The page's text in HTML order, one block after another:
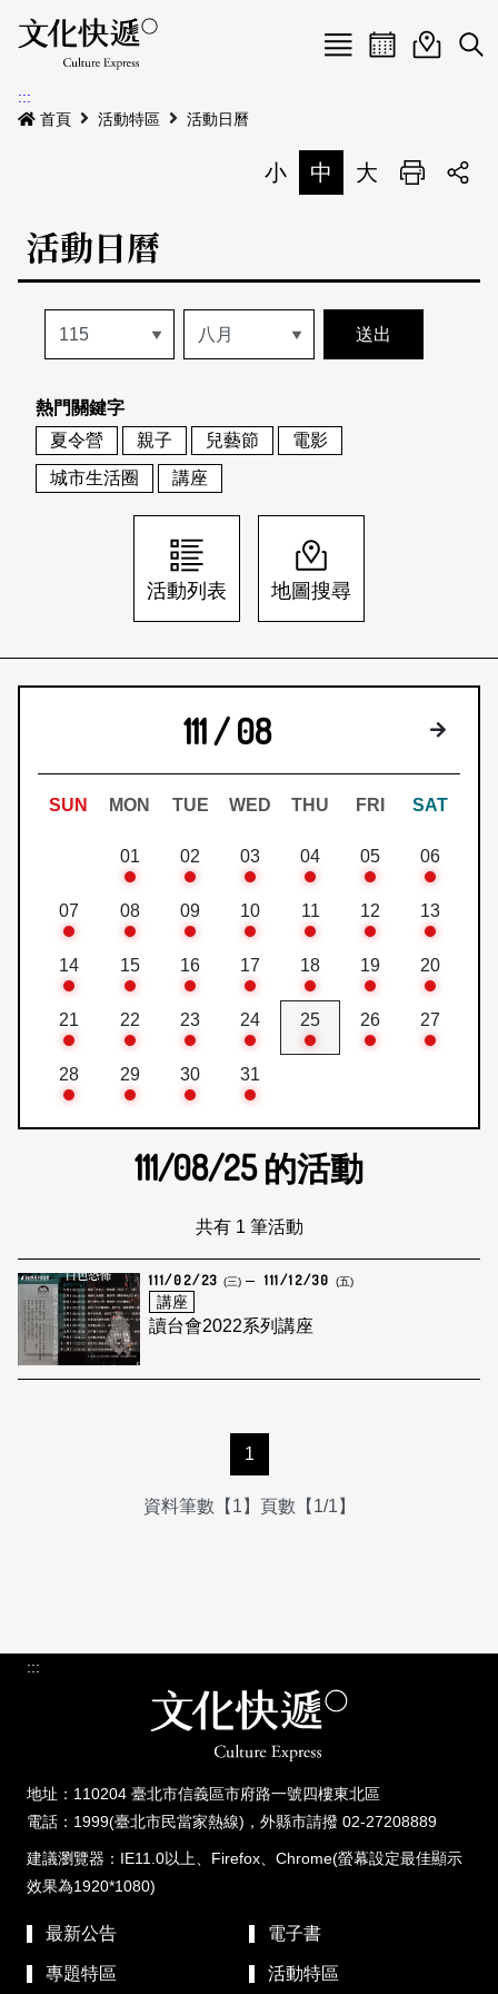
Menu
最新公告
本期專題
歷史專題
活動特區
活動列表
地圖搜尋
關於我們
關於我們
刊物索取地點
會員基本資料
刊登活動
網站導覽 English
日本語 登入/註冊
活動日曆活動地圖
展
:::
首頁
活動特區 活動日曆
小 中 大 列印
活動日曆
熱門關鍵字
夏令營
親子 兒藝節
電影
城市生活圈
講座
活動列表 地圖搜尋
111 / 08 下個月
SUN MON TUE WED THU FRI SAT
01 02 03 04 05 06
07 08 09 10 11 12 13
14 15 16 17 18 19 20
21 22 23 24 25 26 27
28 29 30 31
111/08/25的活動
共有 1 筆活動
111/02/23 (三) 111/12/30 (五)
講座
讀台會2022系列講座
1
資料筆數【1】頁數【1/1】
:::
地址：110204 臺北市信義區市府路一號四樓東北區
電話：1999(臺北市民當家熱線)，外縣市請撥 02-27208889
建議瀏覽器：IE11.0以上、Firefox、Chrome(螢幕設定最佳顯示
效果為1920*1080)
最新公告 電子書
專題特區 活動特區